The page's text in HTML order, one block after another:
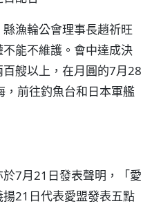
漁輪公會理事長趙祈旺
能不維護。會中達成決
艘以上，在月圓的7月28
，前往釣魚台和日本軍艦
於7月21日發表聲明，「愛
21日代表愛盟發表五點